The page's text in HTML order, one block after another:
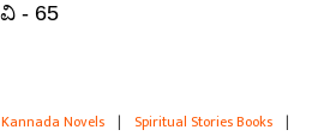
- 65
Kannada Novels | Spiritual Stories Books |